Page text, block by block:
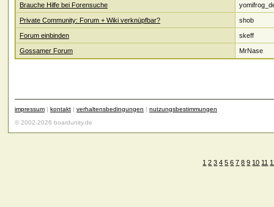
Brauche Hilfe bei Forensuche
Private Community: Forum + Wiki verknüpfbar? shob
Forum einbinden skeff
Gossamer Forum MrNase
impressum | kontakt | verhaltensbedingungen | nutzungsbestimmungen
© 2002-2026 boardunity.de
1 2 3 4 5 6 7 8 9 10 11